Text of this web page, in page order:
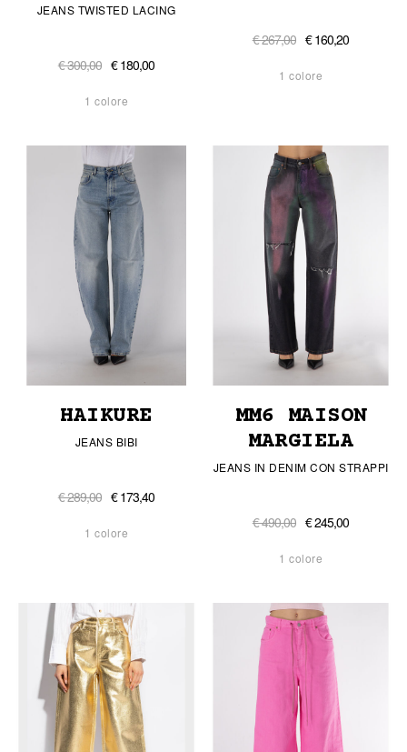
JEANS TWISTED LACING
€ 300,00 € 180,00
1 colore
€ 267,00 € 160,20
1 colore
HAIKURE
JEANS BIBI
€ 289,00 € 173,40
1 colore
MM6 MAISON
MARGIELA
JEANS IN DENIM CON STRAPPI
€ 490,00 € 245,00
1 colore